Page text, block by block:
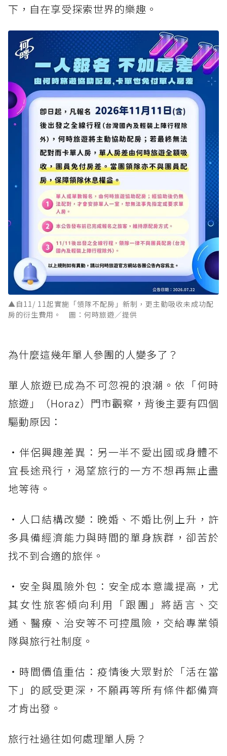
下，自在享受探索世界的樂趣。
▲自11/ 11起實施「領隊不配房」新制，更主動吸收未成功配
房的衍生費用。 圖：何時旅遊／提供
為什麼這幾年單人參團的人變多了？
單人旅遊已成為不可忽視的浪潮。依「何時
旅遊」（Horaz）門市觀察，背後主要有四個
驅動原因：
・伴侶興趣差異：另一半不愛出國或身體不
宜長途飛行，渴望旅行的一方不想再無止盡
地等待。
・人口結構改變：晚婚、不婚比例上升，許
多具備經濟能力與時間的單身族群，卻苦於
找不到合適的旅伴。
・安全與風險外包：安全成本意識提高，尤
其女性旅客傾向利用「跟團」將語言、交
通、醫療、治安等不可控風險，交給專業領
隊與旅行社制度。
・時間價值重估：疫情後大眾對於「活在當
下」的感受更深，不願再等所有條件都備齊
才肯出發。
旅行社過往如何處理單人房？